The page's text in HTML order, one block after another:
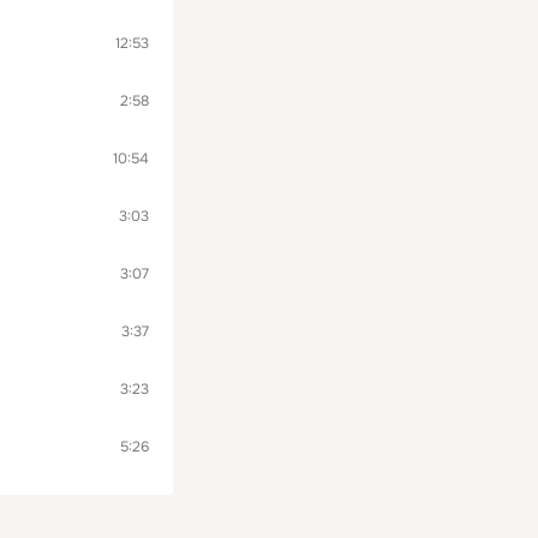
12:53
2:58
10:54
3:03
3:07
3:37
3:23
5:26